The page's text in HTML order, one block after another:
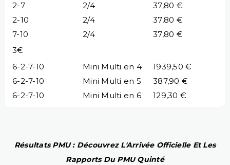
2-7
2/4
37,80 €
2-10
2/4
37,80 €
7-10
2/4
37,80 €
3€
6-2-7-10
Mini Multi en 4
1939,50 €
6-2-7-10
Mini Multi en 5
387,90 €
6-2-7-10
Mini Multi en 6 129,30 €
Résultats PMU : Découvrez L'Arrivée Officielle Et Les
Rapports Du PMU Quinté